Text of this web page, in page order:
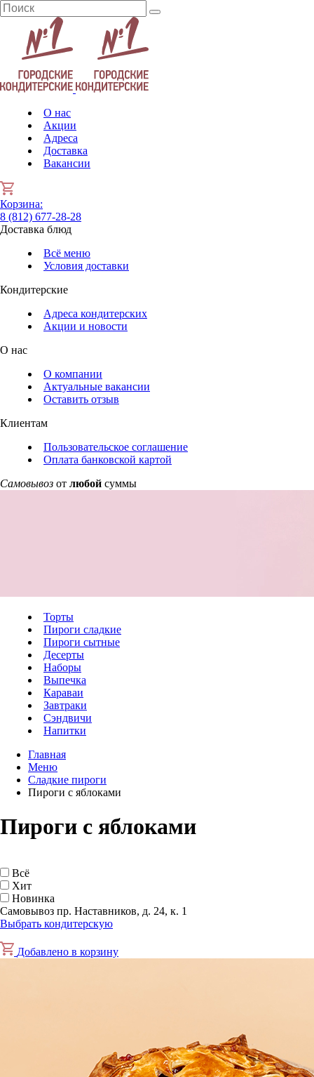
О нас
Акции
Адреса
Доставка
Вакансии
Корзина:
8 (812) 677-28-28
Доставка блюд
Всё меню
Условия доставки
Кондитерские
Адреса кондитерских
Акции и новости
О нас
О компании
Актуальные вакансии
Оставить отзыв
Клиентам
Пользовательское соглашение
Оплата банковской картой
Самовывоз от любой суммы
Торты
Пироги сладкие
Пироги сытные
Десерты
Наборы
Выпечка
Караваи
Завтраки
Сэндвичи
Напитки
Главная
Меню
Сладкие пироги
Пироги с яблоками
Пироги с яблоками
Всё
Хит
Новинка
Самовывоз пр. Наставников, д. 24, к. 1
Выбрать кондитерскую
Добавлено в корзину